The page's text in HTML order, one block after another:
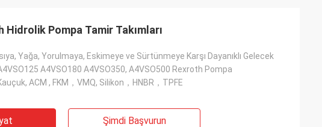
Hidrolik Pompa Tamir Takımları
Isıya, Yağa, Yorulmaya, Eskimeye ve Sürtünmeye Karşı Dayanıklı Gelecek
A4VSO180 A4VSO350, A4VSO500 Rexroth Pompa
ACM , FKM，VMQ, Silikon，HNBR，TPFE
Şimdi Başvurun